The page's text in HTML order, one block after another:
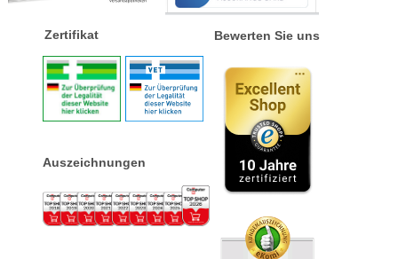
Zertifikat
Auszeichnungen
Bewerten Sie uns